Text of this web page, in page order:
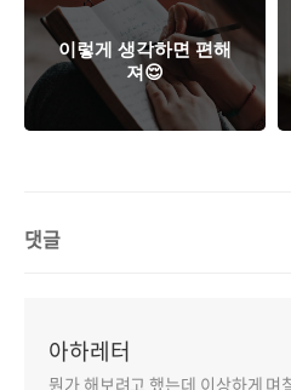
이렇게 생각하면 편해
져😌
댓글
아하레터
뭔가 해보려고 했는데 이상하게 며